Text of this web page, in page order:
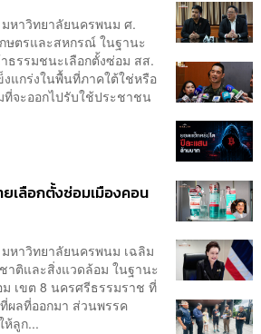
หาวิทยาลัยนครพนม ศ.
ษตรและสหกรณ์ ในฐานะ
รรมชนะเลือกตั้งซ่อม สส.
แกร่งในพื้นที่ภาคใต้ใช่หรือ
ที่จะออกไปรับใช้ประชาชน
เลือกตั้งซ่อมเมืองคอน
หาวิทยาลัยนครพนม เฉลิม
าติและสิ่งแวดล้อม ในฐานะ
เขต 8 นครศรีธรรมราช ที่
ผลที่ออกมา ส่วนพรรค
ห้ลูก...